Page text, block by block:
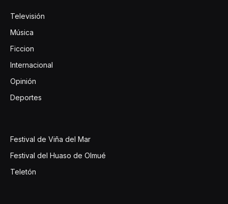
Televisión
Música
Ficcion
Internacional
Opinión
Deportes
Festival de Viña del Mar
Festival del Huaso de Olmué
Teletón